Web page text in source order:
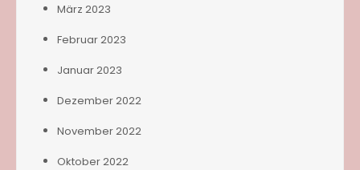
März 2023
Februar 2023
Januar 2023
Dezember 2022
November 2022
Oktober 2022